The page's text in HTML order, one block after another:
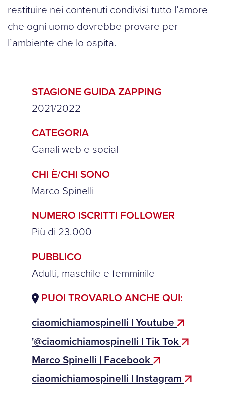
restituire nei contenuti condivisi tutto l’amore
che ogni uomo dovrebbe provare per
l’ambiente che lo ospita.
STAGIONE GUIDA ZAPPING
2021/2022
CATEGORIA
Canali web e social
CHI È/CHI SONO
Marco Spinelli
NUMERO ISCRITTI FOLLOWER
Più di 23.000
PUBBLICO
Adulti, maschile e femminile
PUOI TROVARLO ANCHE QUI:
ciaomichiamospinelli | Youtube
'@ciaomichiamospinelli | Tik Tok
Marco Spinelli | Facebook
ciaomichiamospinelli | Instagram